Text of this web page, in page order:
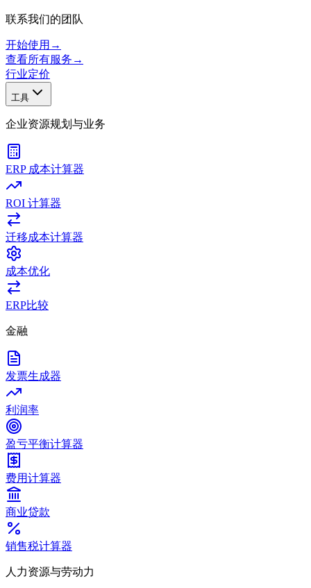
联系我们的团队
开始使用 →
查看所有服务 →
行业定价
工具
企业资源规划与业务
ERP 成本计算器
ROI 计算器
迁移成本计算器
成本优化
ERP比较
金融
发票生成器
利润率
盈亏平衡计算器
费用计算器
商业贷款
销售税计算器
人力资源与劳动力